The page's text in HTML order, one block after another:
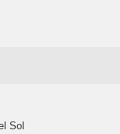
Sol